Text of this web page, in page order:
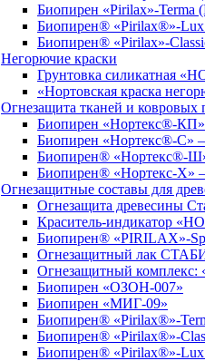
Биопирен «Pirilax»-Terma
Биопирен® «Pirilax®»-
Биопирен® «Pirilax»-
Негорючие краски
Грунтовка силикатная
«Нортовская краска
Огнезащита тканей и ковровых
Биопирен «Нортекс®-КП»
Биопирен «Нортекс®-С» –
Биопирен® «Нортекс®-Ш»
Биопирен® «Нортекс-Х» –
Огнезащитные составы для
Огнезащита древесины
Краситель-индикатор
Биопирен® «PIRILAX»-
Огнезащитный лак
Огнезащитный комплекс:
Биопирен «ОЗОН-007»
Биопирен «МИГ-09»
Биопирен® «Pirilax®»-
Биопирен® «Pirilax®»-
Биопирен® «Pirilax®»-